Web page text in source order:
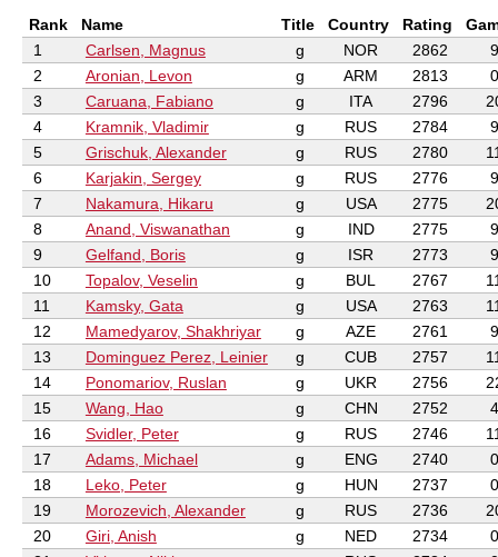
Rank Name Title Country Rating
1
Carlsen, Magnus g NOR 2862
9
2
Aronian, Levon g ARM 2813
0
3
Caruana, Fabiano g ITA 2796
4
Kramnik, Vladimir g RUS 2784
9
5
Grischuk, Alexander g RUS 2780
6
Karjakin, Sergey g RUS 2776
9
7
Nakamura, Hikaru g USA 2775
8
Anand, Viswanathan g IND 2775
9
9
Gelfand, Boris g ISR 2773
9
10
Topalov, Veselin g BUL 2767
11
Kamsky, Gata g USA 2763
12
Mamedyarov, Shakhriyar g AZE 2761
9
13
Dominguez Perez, Leinier g CUB 2757
14
Ponomariov, Ruslan g UKR 2756
15
Wang, Hao g CHN 2752
4
16
Svidler, Peter g RUS 2746
17
Adams, Michael g ENG 2740
0
18
Leko, Peter g HUN 2737
0
19
Morozevich, Alexander g RUS 2736
20
Giri, Anish g NED 2734
0